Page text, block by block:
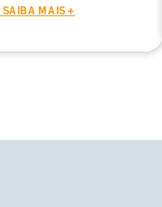
SAIBA MAIS +